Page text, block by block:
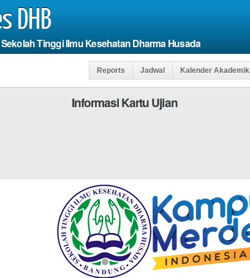
DHB
Tinggi Ilmu Kesehatan Dharma Husada
Reports Jadwal Kalender Akademik
Informasi Kartu Ujian